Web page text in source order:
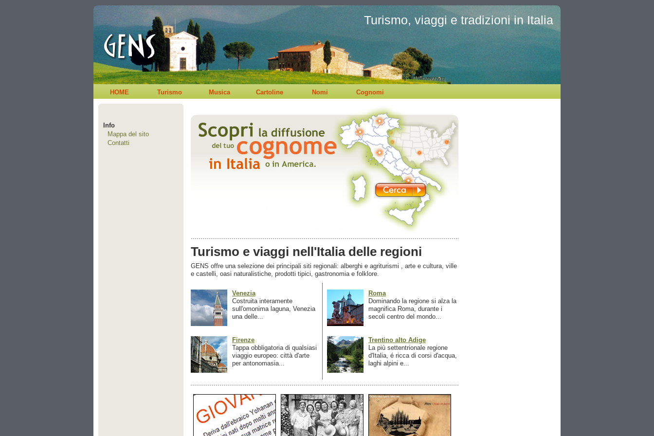
Turismo, viaggi e tradizioni in Italia
HOME Turismo Musica Cartoline Nomi Cognomi
Info
Mappa del sito
Contatti
Turismo e viaggi nell'Italia delle regioni
GENS offre una selezione dei principali siti regionali: alberghi e agriturismi , arte e cultura, ville
e castelli, oasi naturalistiche, prodotti tipici, gastronomia e folklore.
Venezia
Costruita interamente
sull'omonima laguna, Venezia
una delle...
Firenze
Tappa obbligatoria di qualsiasi
viaggio europeo: città d'arte
per antonomasia...
Roma
Dominando la regione si alza la
magnifica Roma, durante i
secoli centro del mondo...
Trentino alto Adige
La più settentrionale regione
d'Italia, é ricca di corsi d'acqua,
laghi alpini e...